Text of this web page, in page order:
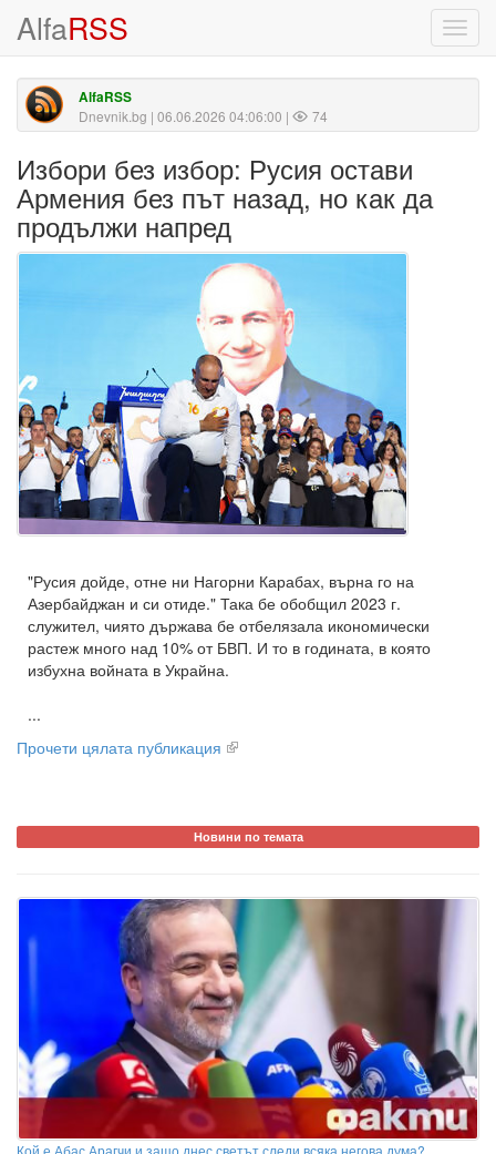
AlfaRSS
AlfaRSS
Dnevnik.bg | 06.06.2026 04:06:00 | 74
Избори без избор: Русия остави
Армения без път назад, но как да
продължи напред
"Русия дойде, отне ни Нагорни Карабах, върна го на
Азербайджан и си отиде." Така бе обобщил 2023 г.
служител, чиято държава бе отбелязала икономически
растеж много над 10% от БВП. И то в годината, в която
избухна войната в Украйна.
...
Прочети цялата публикация
Новини по темата